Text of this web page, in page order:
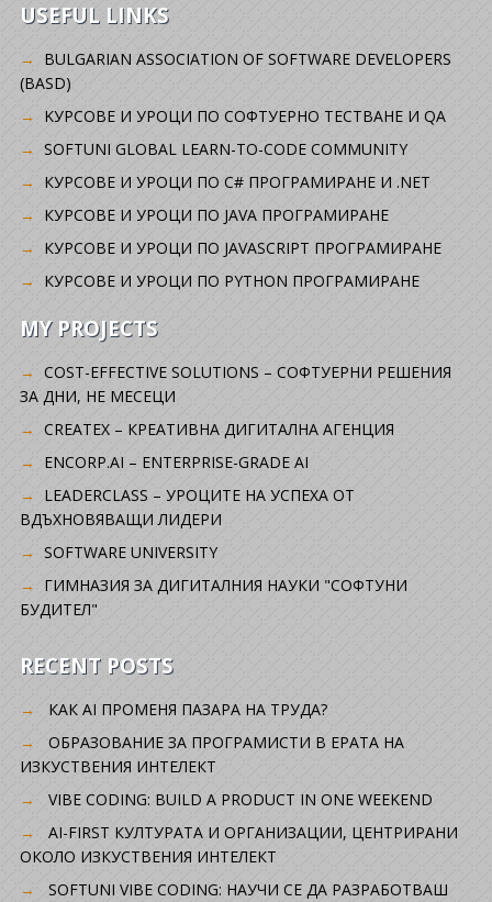
USEFUL LINKS
BULGARIAN ASSOCIATION OF SOFTWARE DEVELOPERS
(BASD)
KУРСОВЕ И УРОЦИ ПО СОФТУЕРНО ТЕСТВАНЕ И QA
SOFTUNI GLOBAL LEARN-TO-CODE COMMUNITY
КУРСОВЕ И УРОЦИ ПО C# ПРОГРАМИРАНЕ И .NET
КУРСОВЕ И УРОЦИ ПО JAVA ПРОГРАМИРАНЕ
КУРСОВЕ И УРОЦИ ПО JAVASCRIPT ПРОГРАМИРАНЕ
КУРСОВЕ И УРОЦИ ПО PYTHON ПРОГРАМИРАНЕ
MY PROJECTS
COST-EFFECTIVE SOLUTIONS – СОФТУЕРНИ РЕШЕНИЯ
ЗА ДНИ, НЕ МЕСЕЦИ
CREATEX – КРЕАТИВНА ДИГИТАЛНА АГЕНЦИЯ
ENCORP.AI – ENTERPRISE-GRADE AI
LEADERCLASS – УРОЦИТЕ НА УСПЕХА ОТ
ВДЪХНОВЯВАЩИ ЛИДЕРИ
SOFTWARE UNIVERSITY
ГИМНАЗИЯ ЗА ДИГИТАЛНИЯ НАУКИ "СОФТУНИ
БУДИТЕЛ"
RECENT POSTS
КАК AI ПРОМЕНЯ ПАЗАРА НА ТРУДА?
ОБРАЗОВАНИЕ ЗА ПРОГРАМИСТИ В ЕРАТА НА
ИЗКУСТВЕНИЯ ИНТЕЛЕКТ
VIBE CODING: BUILD A PRODUCT IN ONE WEEKEND
AI-FIRST КУЛТУРАТА И ОРГАНИЗАЦИИ, ЦЕНТРИРАНИ
ОКОЛО ИЗКУСТВЕНИЯ ИНТЕЛЕКТ
SOFTUNI VIBE CODING: НАУЧИ СЕ ДА РАЗРАБОТВАШ